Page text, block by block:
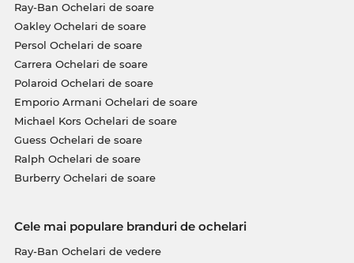
Ray-Ban Ochelari de soare
Oakley Ochelari de soare
Persol Ochelari de soare
Carrera Ochelari de soare
Polaroid Ochelari de soare
Emporio Armani Ochelari de soare
Michael Kors Ochelari de soare
Guess Ochelari de soare
Ralph Ochelari de soare
Burberry Ochelari de soare
Cele mai populare branduri de ochelari
Ray-Ban Ochelari de vedere